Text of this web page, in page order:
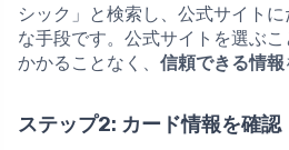
シック」と検索し、公式サイト
な手段です。公式サイトを選ぶ
かかることなく、 信頼できる情報
ステップ2: カード情報を確認